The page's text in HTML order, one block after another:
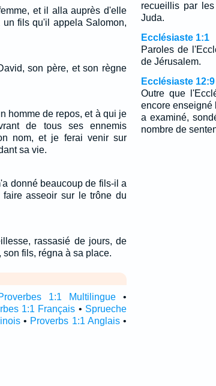
et il alla auprès d'elle
fils qu'il appela Salomon,
son père, et son règne
homme de repos, et à qui je
de tous ses ennemis
nom, et je ferai venir sur
sa vie.
donné beaucoup de fils-il a
asseoir sur le trône du
rassasié de jours, de
fils, régna à sa place.
1:1 Multilingue •
1:1 Français • Sprueche
• Proverbs 1:1 Anglais•
recueillis par
Juda.
Ecclésiaste 1:1
Paroles de
de Jérusalem.
Ecclésiaste 12:9
Outre que
encore enseigné
a examiné,
nombre de